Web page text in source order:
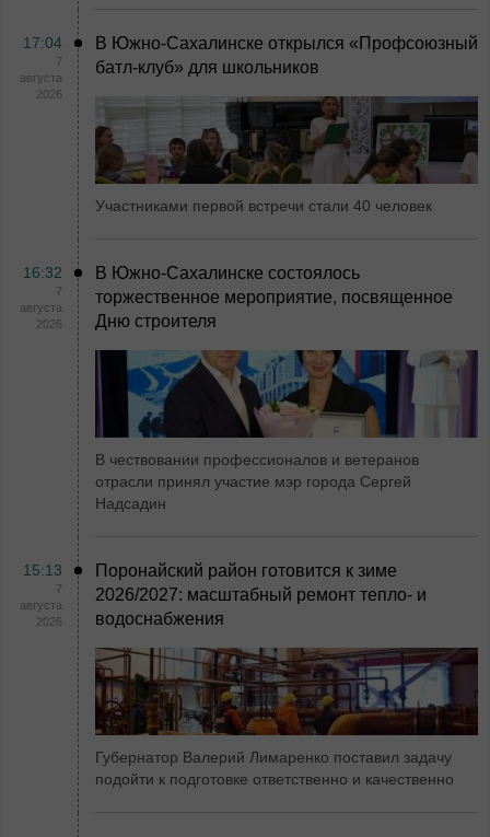
17:04
7
августа
2026
В Южно-Сахалинске открылся «Профсоюзный
батл-клуб» для школьников
Участниками первой встречи стали 40 человек
16:32
7
августа
2026
В Южно-Сахалинске состоялось
торжественное мероприятие, посвященное
Дню строителя
В чествовании профессионалов и ветеранов
отрасли принял участие мэр города Сергей
Надсадин
15:13
7
августа
2026
Поронайский район готовится к зиме
2026/2027: масштабный ремонт тепло- и
водоснабжения
Губернатор Валерий Лимаренко поставил задачу
подойти к подготовке ответственно и качественно